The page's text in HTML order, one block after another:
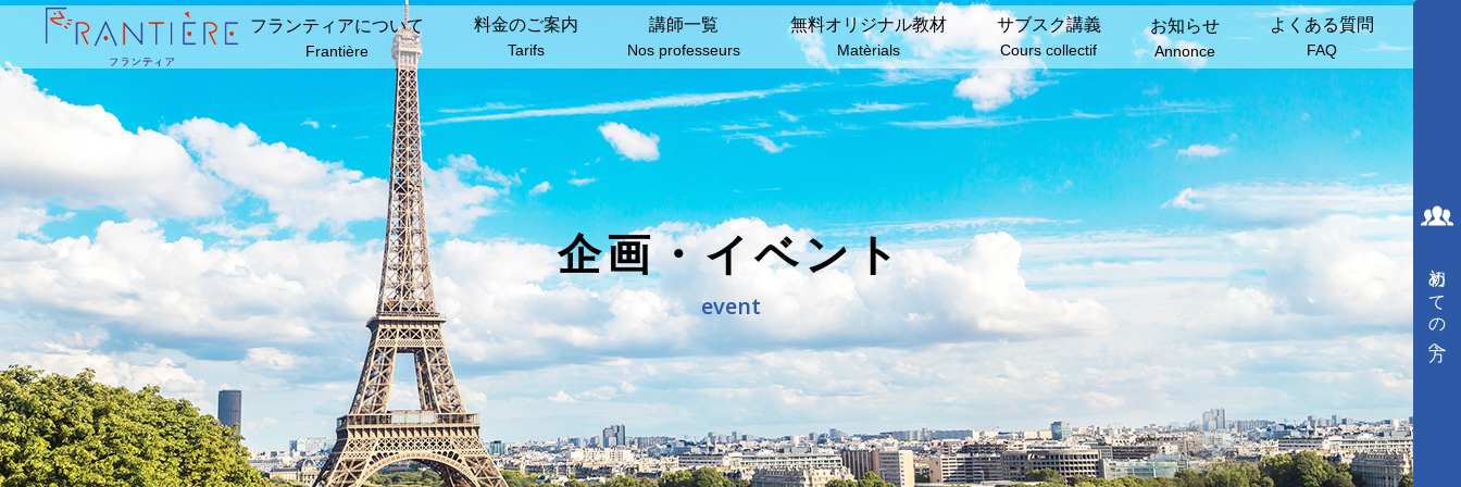
フランティアについて
Frantière
料⾦のご案内
Tarifs
講師⼀覧
Nos professeurs
無料オリジナル教材
Matèrials
サブスク講義
Cours collectif
お知らせ
Annonce
よくある質問
FAQ
初めての方へ
企画・イベント
event